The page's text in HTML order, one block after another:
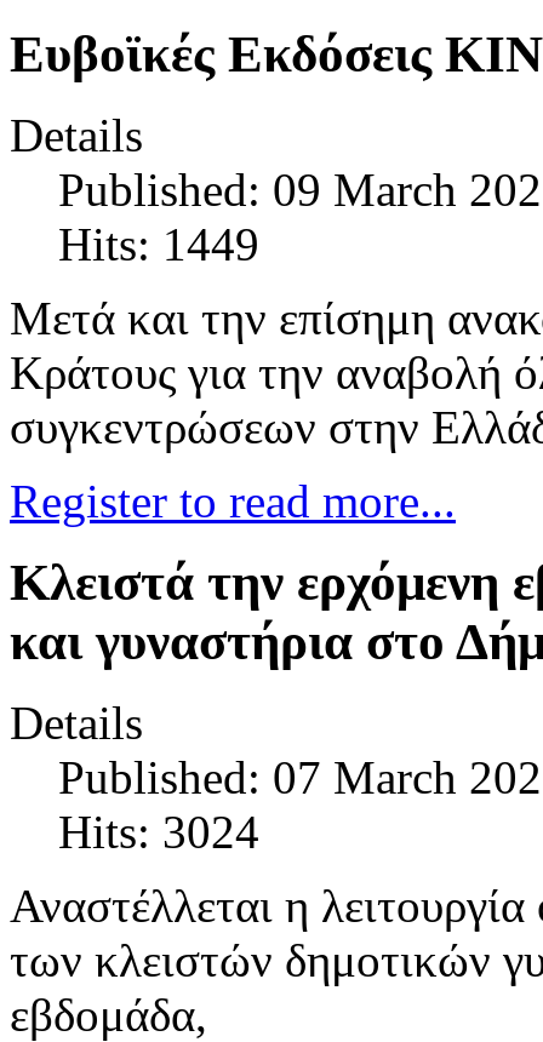
Ευβοϊκές Εκδόσεις
Details
Published: 09 March
Hits: 1449
Μετά και την επίσημη
Κράτους για την αναβολή
συγκεντρώσεων στην
Register to read more...
Κλειστά την ερχόμενη
και γυναστήρια στο
Details
Published: 07 March
Hits: 3024
Αναστέλλεται η
των κλειστών δημοτικών
εβδομάδα,